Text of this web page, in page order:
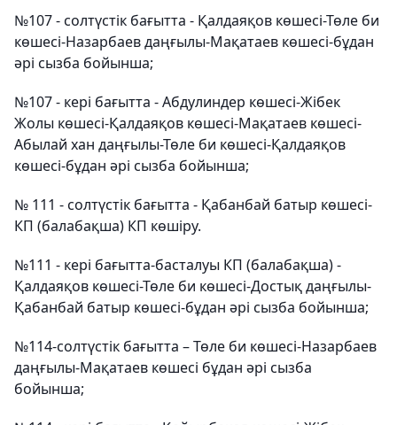
№107 - солтүстік бағытта - Қалдаяқов көшесі-Төле би
көшесі-Назарбаев даңғылы-Мақатаев көшесі-бұдан
әрі сызба бойынша;
№107 - кері бағытта - Абдулиндер көшесі-Жібек
Жолы көшесі-Қалдаяқов көшесі-Мақатаев көшесі-
Абылай хан даңғылы-Төле би көшесі-Қалдаяқов
көшесі-бұдан әрі сызба бойынша;
№ 111 - солтүстік бағытта - Қабанбай батыр көшесі-
КП (балабақша) КП көшіру.
№111 - кері бағытта-басталуы КП (балабақша) -
Қалдаяқов көшесі-Төле би көшесі-Достық даңғылы-
Қабанбай батыр көшесі-бұдан әрі сызба бойынша;
№114-солтүстік бағытта – Төле би көшесі-Назарбаев
даңғылы-Мақатаев көшесі бұдан әрі сызба
бойынша;